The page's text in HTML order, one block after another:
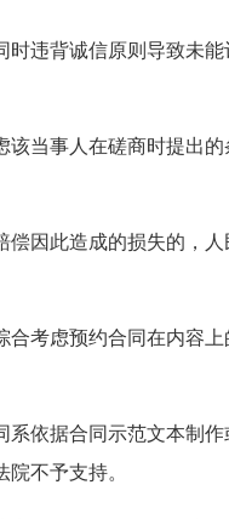
违背诚信原则导致未能
该当事人在磋商时提出的
因此造成的损失的，人
合考虑预约合同在内容上
依据合同示范文本制作
不予支持。